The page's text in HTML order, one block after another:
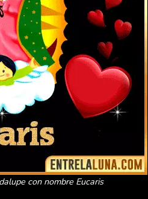
con nombre Eucaris